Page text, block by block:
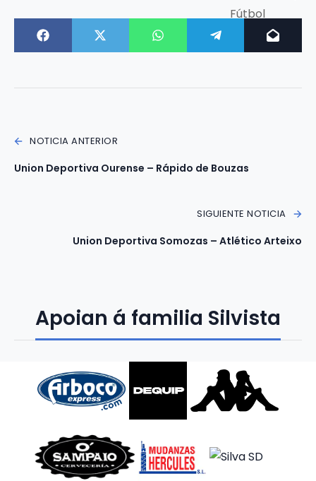
NOTICIA ANTERIOR
Union Deportiva Ourense – Rápido de Bouzas
SIGUIENTE NOTICIA
Union Deportiva Somozas – Atlético Arteixo
Apoian á familia Silvista